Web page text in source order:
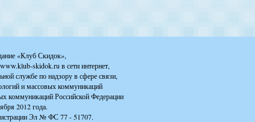
«Клуб Скидок»,
skidok.ru в сети интернет,
службе по надзору в сфере связи,
и массовых коммуникаций
коммуникаций Российской Федерации
2012 года.
Эл № ФС 77 - 51707.